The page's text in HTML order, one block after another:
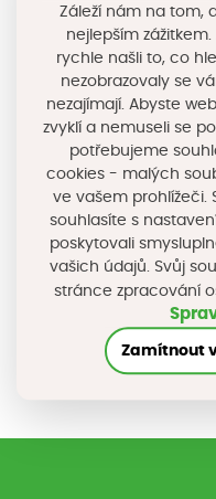
veřejné sbírky a její
nové výsadbě nových
Více informací o
Převzato z
Sdílejte
Záleží nám na tom,
nejlepším
rychle našli to, co
nezobrazovaly se
nezajímají. Abyste
zvyklí a nemuseli se
potřebujeme
cookies - malých
ve vašem prohlížeči.
souhlasíte s
poskytovali
vašich údajů. Svůj
stránce zpracování
Zamítnout